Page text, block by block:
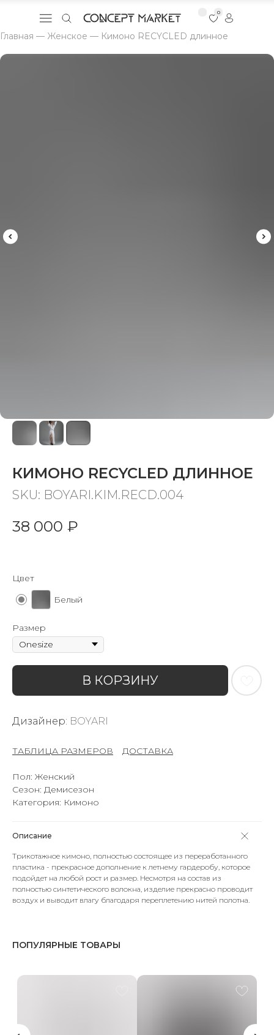
0
Главная — Женское — Кимоно RECYCLED длинное
КИМОНО RECYCLED ДЛИННОЕ
SKU: BOYARI.KIM.RECD.004
38 000 ₽
Цвет
Белый
Размер
В КОРЗИНУ
Дизайнер: BOYARI
ТАБЛИЦА РАЗМЕРОВ ДОСТАВКА
Пол: Женский
Сезон: Демисезон
Категория: Кимоно
Описание
Трикотажное кимоно, полностью состоящее из переработанного
пластика - прекрасное дополнение к летнему гардеробу, которое
подойдет на любой рост и размер. Несмотря на состав из
полностью синтетического волокна, изделие прекрасно проводит
воздух и выводит влагу благодаря переплетению нитей полотна.
ПОПУЛЯРНЫЕ ТОВАРЫ